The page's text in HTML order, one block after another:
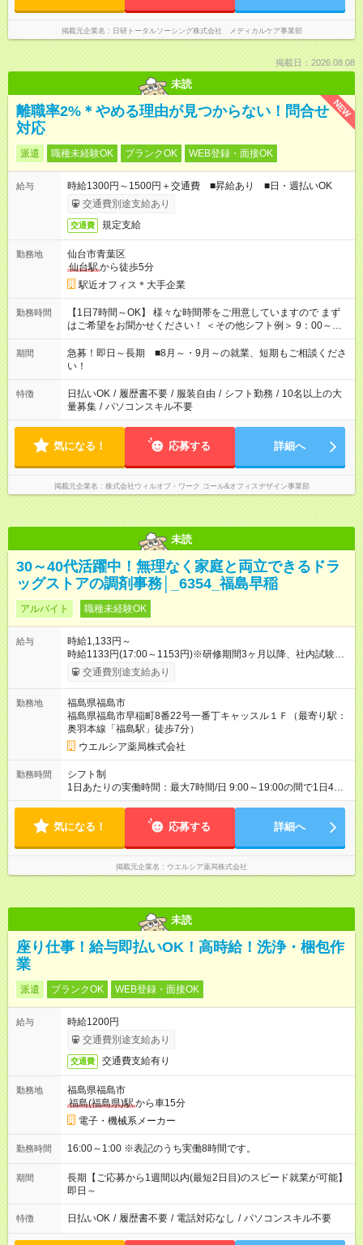
掲載元企業名 日研トータルソーシング株式会社 メディカルケア事業部
掲載日：2026.08.08
未読
NEW
離職率2%＊やめる理由が見つからない！問合せ
対応
派遣 職種未経験OK ブランクOK WEB登録・面接OK
給与
時給1300円～1500円＋交通費 ■昇給あり ■日・週払いOK
交通費別途支給あり
交通費 規定支給
勤務地
仙台市青葉区
仙台駅から徒歩5分
駅近オフィス＊大手企業
勤務時間
【1日7時間～OK】 様々な時間帯をご用意していますので まず
はご希望をお聞かせください！ ＜その他シフト例＞ 9：00～
17：00 11：00～20：00 などなど！その他のお時間もOKです！
期間
急募！即日～長期 ■8月～・9月～の就業、短期もご相談くださ
い！
特徴 日払いOK / 履歴書不要 / 服装自由 / シフト勤務 / 10名以上の大
量募集 / パソコンスキル不要
気になる！ 応募する 詳細へ
掲載元企業名 株式会社ウィルオブ・ワーク コール&オフィスデザイン事業部
未読
30～40代活躍中！無理なく家庭と両立できるドラ
ッグストアの調剤事務│_6354_福島早稲
アルバイト 職種未経験OK
給与
時給1,133円～
時給1133円(17:00～1153円)※研修期間3ヶ月以降、社内試験に
よる更新判定あり 社内試験合格後、時給＋50～100円の昇給あ
り （大学生は＋20円） 試用期間あり：入社日から3ヶ月間／本
間の長さ：3ヶ月 雇用形態、給与は本採用時と同じです。
交通費別途支給あり
勤務地
福島県福島市
福島県福島市早稲町8番22号一番丁キャッスル１Ｆ（最寄り駅：
奥羽本線「福島駅」徒歩7分）
ウエルシア薬局株式会社
勤務時間
シフト制
1日あたりの実働時間：最大7時間/日 9:00～19:00の間で1日4時
間～応相談 ☆週4～5日の勤務 ※勤務曜日応相談 ※要普通自動車
気になる！ 応募する 詳細へ
掲載元企業名 ウエルシア薬局株式会社
未読
座り仕事！給与即払いOK！高時給！洗浄・梱包作
業
派遣 ブランクOK WEB登録・面接OK
給与
時給1200円
交通費別途支給あり
交通費 交通費支給有り
勤務地
福島県福島市
福島(福島県)駅から車15分
電子・機械系メーカー
勤務時間 16:00～1:00 ※表記のうち実働8時間です。
期間
長期【ご応募から1週間以内(最短2日目)のスピード就業が可能】
即日～
特徴 日払いOK / 履歴書不要 / 電話対応なし / パソコンスキル不要